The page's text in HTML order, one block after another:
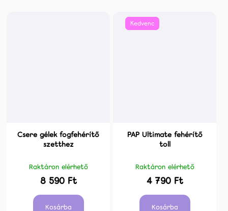
Csere gélek fogfehérítő
szetthez
Raktáron elérhető
8 590 Ft
Kosárba
Kedvenc
PAP Ultimate fehérítő
toll
Raktáron elérhető
4 790 Ft
Kosárba